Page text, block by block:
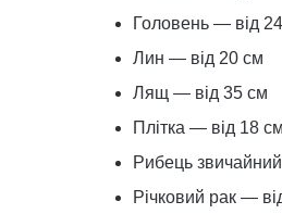
Головень — від
Лин — від 20 см
Лящ — від 35 см
Плітка — від 18 см
Рибець
Річковий рак —